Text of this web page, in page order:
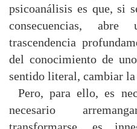
psicoanálisis es que, si
consecuencias,
trascendencia
del conocimiento de
sentido literal, cambiar
Pero, para ello, es
necesario